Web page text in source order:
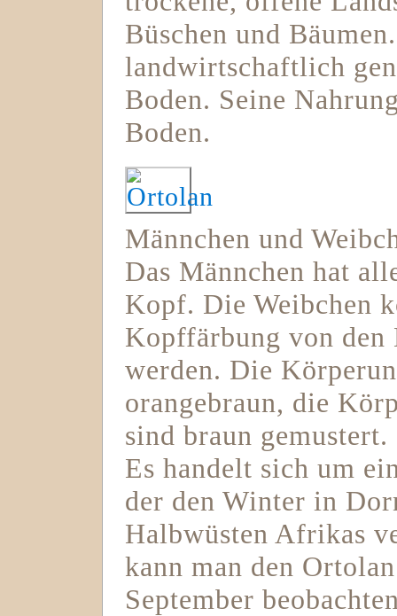
Büschen und
landwirtschaftlich
Boden. Seine
Boden.
Männchen und
Das Männchen hat
Kopf. Die Weibchen
Kopffärbung von den
werden. Die
orangebraun, die
sind braun gemustert.
Es handelt sich um
der den Winter in
Halbwüsten Afrikas
kann man den
September